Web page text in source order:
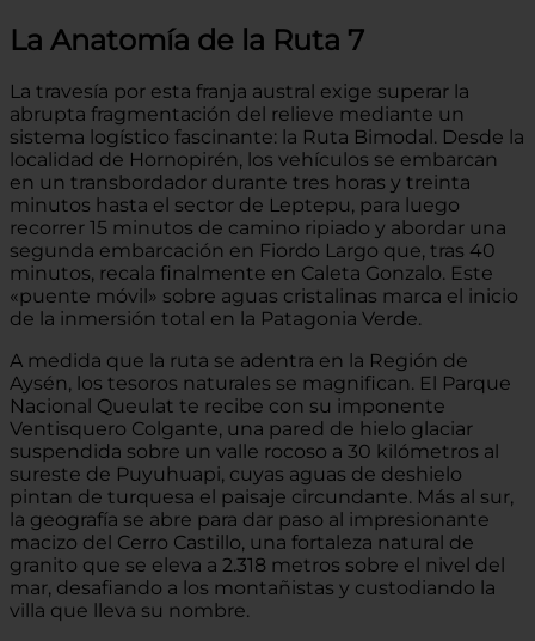
La Anatomía de la Ruta 7
La travesía por esta franja austral exige superar la
abrupta fragmentación del relieve mediante un
sistema logístico fascinante: la Ruta Bimodal. Desde la
localidad de Hornopirén, los vehículos se embarcan
en un transbordador durante tres horas y treinta
minutos hasta el sector de Leptepu, para luego
recorrer 15 minutos de camino ripiado y abordar una
segunda embarcación en Fiordo Largo que, tras 40
minutos, recala finalmente en Caleta Gonzalo. Este
«puente móvil» sobre aguas cristalinas marca el inicio
de la inmersión total en la Patagonia Verde.
A medida que la ruta se adentra en la Región de
Aysén, los tesoros naturales se magnifican. El Parque
Nacional Queulat te recibe con su imponente
Ventisquero Colgante, una pared de hielo glaciar
suspendida sobre un valle rocoso a 30 kilómetros al
sureste de Puyuhuapi, cuyas aguas de deshielo
pintan de turquesa el paisaje circundante. Más al sur,
la geografía se abre para dar paso al impresionante
macizo del Cerro Castillo, una fortaleza natural de
granito que se eleva a 2.318 metros sobre el nivel del
mar, desafiando a los montañistas y custodiando la
villa que lleva su nombre.